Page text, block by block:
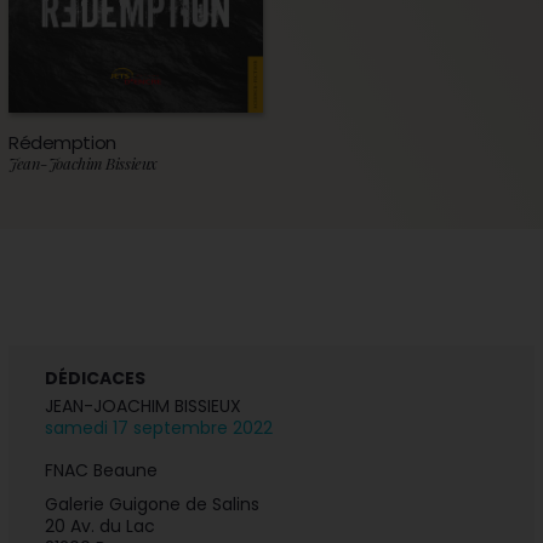
Rédemption
Jean-Joachim Bissieux
DÉDICACES
JEAN-JOACHIM BISSIEUX
samedi 17 septembre 2022
FNAC Beaune
Galerie Guigone de Salins
20 Av. du Lac